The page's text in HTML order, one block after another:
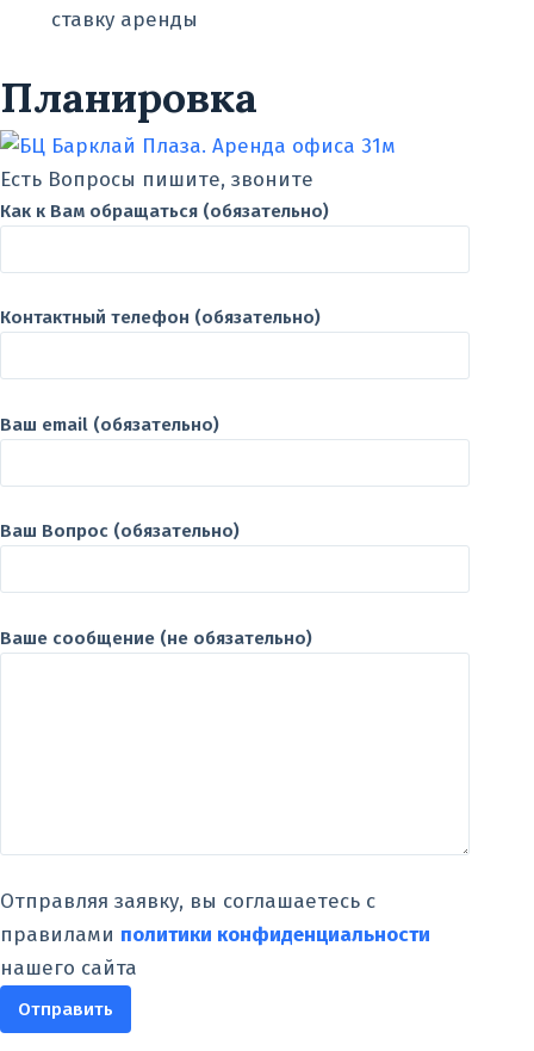
ставку аренды
Планировка
Есть Вопросы пишите, звоните
Как к Вам обращаться (обязательно)
Контактный телефон (обязательно)
Ваш email (обязательно)
Ваш Вопрос (обязательно)
Ваше сообщение (не обязательно)
Отправляя заявку, вы соглашаетесь с
правилами политики конфиденциальности
нашего сайта